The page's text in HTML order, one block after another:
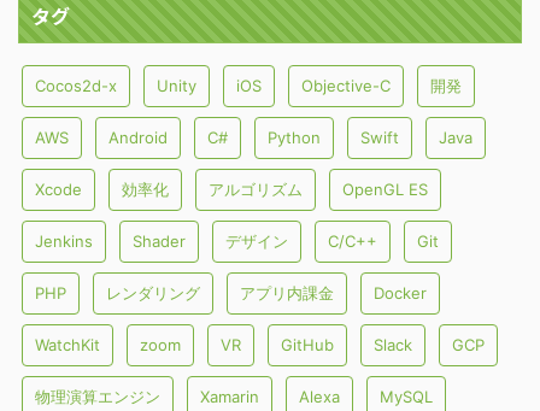
タグ
Cocos2d-x Unity iOS Objective-C 開発
AWS Android C# Python Swift Java
Xcode 効率化 アルゴリズム OpenGL ES
Jenkins Shader デザイン C/C++ Git
PHP レンダリング アプリ内課金 Docker
WatchKit zoom VR GitHub Slack GCP
物理演算エンジン Xamarin Alexa MySQL